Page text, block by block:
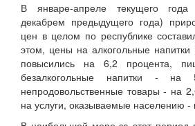
В январе-апреле текущего
декабрем предыдущего года)
цен в целом по республике
этом, цены на алкогольные
повысились на 6,2 процента,
безалкогольные напитки -
непродовольственные товары - на
на услуги, оказываемые населению -